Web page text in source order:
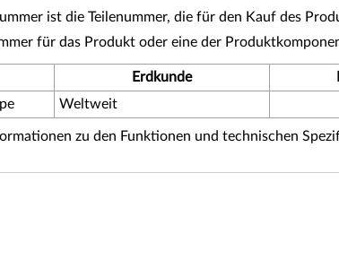
ist die Teilenummer, die für den Kauf des
für das Produkt oder eine der
Erdkunde
Weltweit
zu den Funktionen und technischen